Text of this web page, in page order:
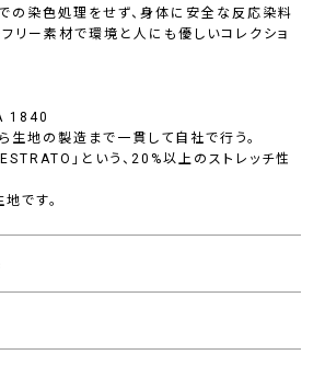
の染色処理をせず、身体に安全な反応染料
リー素材で環境と人にも優しいコレクショ
1840
生地の製造まで一貫して自社で行う。
」という、20%以上のストレッチ性
です。